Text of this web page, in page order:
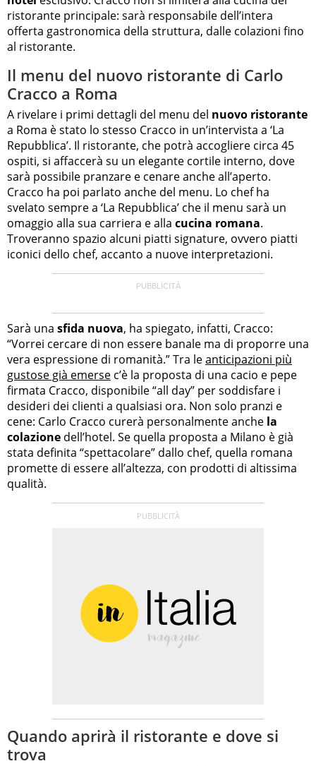
ristorante principale: sarà responsabile dell’intera
offerta gastronomica della struttura, dalle colazioni fino
al ristorante.
Il menu del nuovo ristorante di Carlo
Cracco a Roma
A rivelare i primi dettagli del menu del nuovo ristorante
a Roma è stato lo stesso Cracco in un’intervista a ‘La
Repubblica’. Il ristorante, che potrà accogliere circa 45
ospiti, si affaccerà su un elegante cortile interno, dove
sarà possibile pranzare e cenare anche all’aperto.
Cracco ha poi parlato anche del menu. Lo chef ha
svelato sempre a ‘La Repubblica’ che il menu sarà un
omaggio alla sua carriera e alla cucina romana.
Troveranno spazio alcuni piatti signature, ovvero piatti
iconici dello chef, accanto a nuove interpretazioni.
Sarà una sfida nuova, ha spiegato, infatti, Cracco:
“Vorrei cercare di non essere banale ma di proporre una
vera espressione di romanità.” Tra leanticipazioni più
gustose già emerse c’è la proposta di una cacio e pepe
firmata Cracco, disponibile “all day” per soddisfare i
desideri dei clienti a qualsiasi ora. Non solo pranzi e
cene: Carlo Cracco curerà personalmente anche la
colazione dell’hotel. Se quella proposta a Milano è già
stata definita “spettacolare” dallo chef, quella romana
promette di essere all’altezza, con prodotti di altissima
qualità.
Quando aprirà il ristorante e dove si
trova